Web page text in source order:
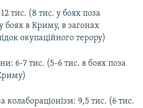
тис. (8 тис. у боях поза
в Криму, в загонах
окупаційного терору)
6-7 тис. (5-6 тис. в боях поза
колабораціонізм: 9,5 тис. (6 тис.